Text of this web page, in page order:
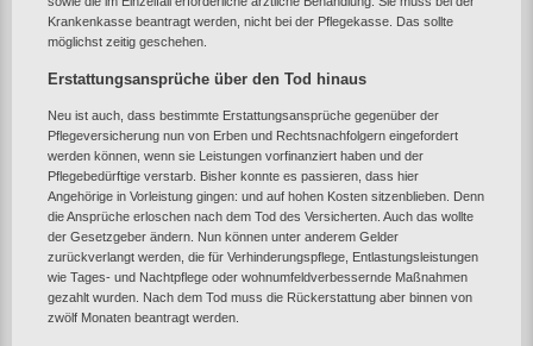
Krankenkasse beantragt werden, nicht bei der Pflegekasse. Das sollte
möglichst zeitig geschehen.
Erstattungsansprüche über den Tod hinaus
Neu ist auch, dass bestimmte Erstattungsansprüche gegenüber der
Pflegeversicherung nun von Erben und Rechtsnachfolgern eingefordert
werden können, wenn sie Leistungen vorfinanziert haben und der
Pflegebedürftige verstarb. Bisher konnte es passieren, dass hier
Angehörige in Vorleistung gingen: und auf hohen Kosten sitzenblieben. Denn
die Ansprüche erloschen nach dem Tod des Versicherten. Auch das wollte
der Gesetzgeber ändern. Nun können unter anderem Gelder
zurückverlangt werden, die für Verhinderungspflege, Entlastungsleistungen
wie Tages- und Nachtpflege oder wohnumfeldverbessernde Maßnahmen
gezahlt wurden. Nach dem Tod muss die Rückerstattung aber binnen von
zwölf Monaten beantragt werden.